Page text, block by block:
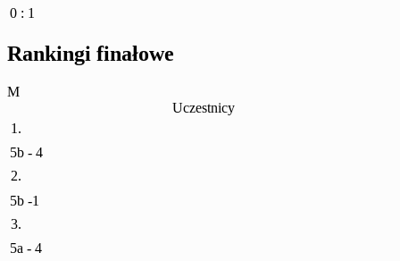
0 : 1
Rankingi finałowe
M
Uczestnicy
1.
5b - 4
2.
5b -1
3.
5a - 4